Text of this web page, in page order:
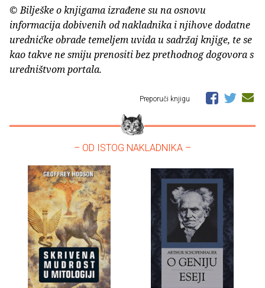
© Bilješke o knjigama izrađene su na osnovu
informacija dobivenih od nakladnika i njihove dodatne
uredničke obrade temeljem uvida u sadržaj knjige, te se
kao takve ne smiju prenositi bez prethodnog dogovora s
uredništvom portala.
Preporuči knjigu
– OD ISTOG NAKLADNIKA –